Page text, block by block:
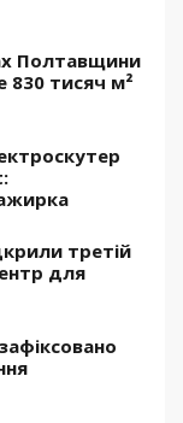
Полтавщини
830 тисяч м²
третій
для